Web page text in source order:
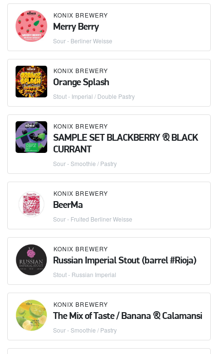
KONIX BREWERY
Merry Berry
Sour - Berliner Weisse
KONIX BREWERY
Orange Splash
Stout - Imperial / Double Pastry
KONIX BREWERY
SAMPLE SET BLACKBERRY & BLACK
CURRANT
Sour - Smoothie / Pastry
KONIX BREWERY
BeerMa
Sour - Fruited Berliner Weisse
KONIX BREWERY
Russian Imperial Stout (barrel #Rioja)
Stout - Russian Imperial
KONIX BREWERY
The Mix of Taste / Banana & Calamansi
Sour - Smoothie / Pastry